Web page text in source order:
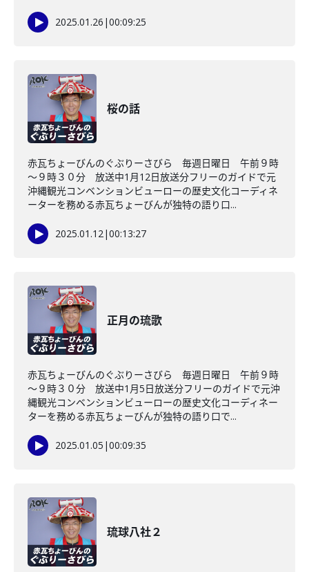
2025.01.26 |00:09:25
桜の話
赤瓦ちょーびんのぐぶりーさびら 毎週日曜日 午前９時
～９時３０分 放送中1月12日放送分フリーのガイドで元
沖縄観光コンベンションビューローの歴史文化コーディネ
ーターを務める赤瓦ちょーびんが独特の語り口...
2025.01.12|00:13:27
正月の琉歌
赤瓦ちょーびんのぐぶりーさびら 毎週日曜日 午前９時
～９時３０分 放送中1月5日放送分フリーのガイドで元沖
縄観光コンベンションビューローの歴史文化コーディネー
ターを務める赤瓦ちょーびんが独特の語り口で...
2025.01.05 |00:09:35
琉球八社２